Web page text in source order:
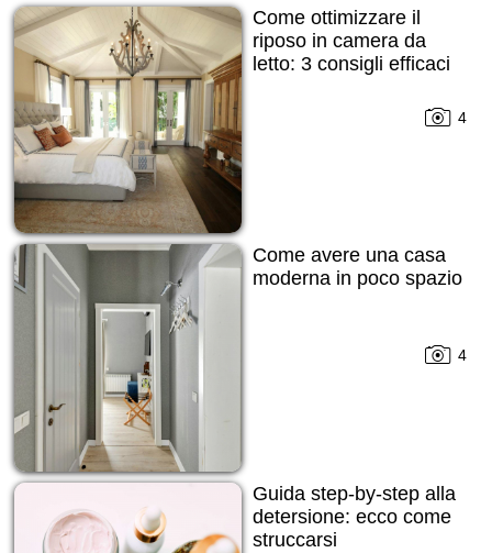
Come ottimizzare il
riposo in camera da
letto: 3 consigli efficaci
4
Come avere una casa
moderna in poco spazio
4
Guida step-by-step alla
detersione: ecco come
struccarsi